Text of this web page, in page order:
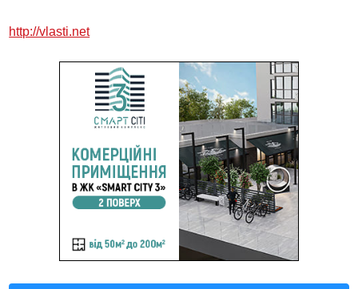
http://vlasti.net